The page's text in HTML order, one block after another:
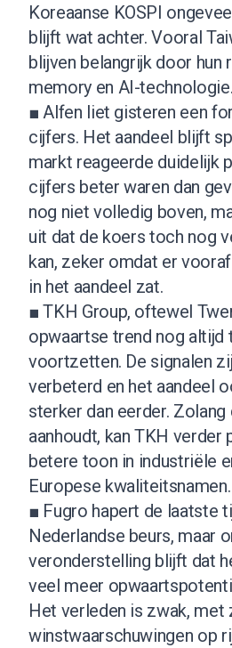
Koreaanse KOSPI
blijft wat achter. Vooral
blijven belangrijk door hun
memory en AI-technologie.
■ Alfen liet gisteren een
cijfers. Het aandeel blijft
markt reageerde duidelijk
cijfers beter waren dan
nog niet volledig boven,
uit dat de koers toch nog
kan, zeker omdat er
in het aandeel zat.
■ TKH Group, oftewel
opwaartse trend nog altijd
voortzetten. De signalen
verbeterd en het aandeel
sterker dan eerder.
aanhoudt, kan TKH verder
betere toon in industriële
Europese kwaliteitsnamen.
■ Fugro hapert de laatste
Nederlandse beurs, maar
veronderstelling blijft dat
veel meer
Het verleden is zwak, met
winstwaarschuwingen op